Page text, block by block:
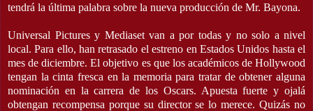
tendrá la última palabra sobre la nueva producción de Mr. Bayona.
Universal Pictures y Mediaset van a por todas y no solo a nivel
local. Para ello, han retrasado el estreno en Estados Unidos hasta el
mes de diciembre. El objetivo es que los académicos de Hollywood
tengan la cinta fresca en la memoria para tratar de obtener alguna
nominación en la carrera de los Oscars. Apuesta fuerte y ojalá
obtengan recompensa porque su director se lo merece. Quizás no